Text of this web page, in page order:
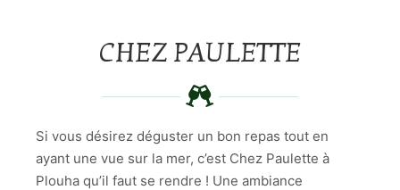
CHEZ PAULETTE
Si vous désirez déguster un bon repas tout en
ayant une vue sur la mer, c’est Chez Paulette à
Plouha qu’il faut se rendre ! Une ambiance